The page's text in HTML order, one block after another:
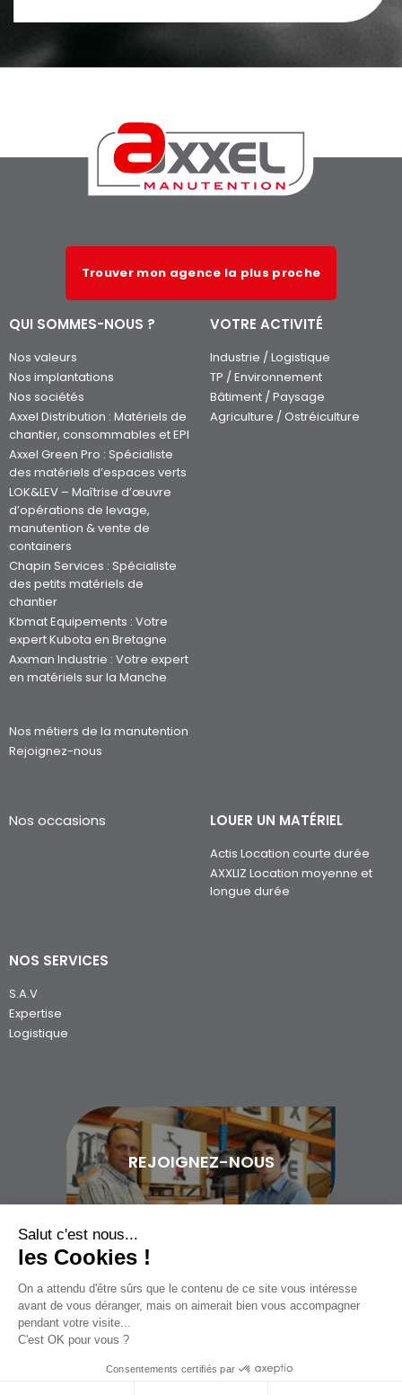
Trouver mon agence la plus proche
QUI SOMMES-NOUS ?
Nos valeurs
Nos implantations
Nos sociétés
Axxel Distribution : Matériels de
chantier, consommables et EPI
Axxel Green Pro : Spécialiste
des matériels d’espaces verts
LOK&LEV – Maîtrise d’œuvre
d’opérations de levage,
manutention & vente de
containers
Chapin Services : Spécialiste
des petits matériels de
chantier
Kbmat Equipements : Votre
expert Kubota en Bretagne
Axxman Industrie : Votre expert
en matériels sur la Manche
Nos métiers de la manutention
Rejoignez-nous
VOTRE ACTIVITÉ
Industrie / Logistique
TP / Environnement
Bâtiment / Paysage
Agriculture / Ostréiculture
Nos occasions LOUER UN MATÉRIEL
Actis Location courte durée
AXXLIZ Location moyenne et
longue durée
NOS SERVICES
S.A.V
Expertise
Logistique
REJOIGNEZ-NOUS
02 97 400 200
Politique de confidentialité
Salut c'est nous...
les Cookies !
On a attendu d'être sûrs que le contenu de ce site vous intéresse
avant de vous déranger, mais on aimerait bien vous accompagner
pendant votre visite...
C'est OK pour vous ?
Consentements certifiés par